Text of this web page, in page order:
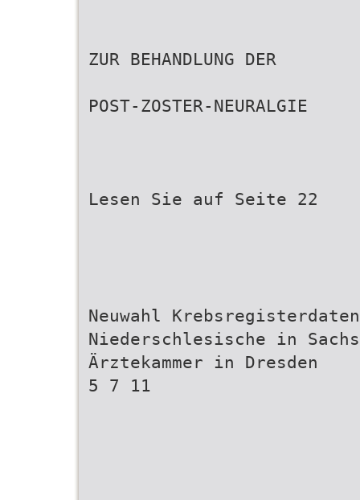
ZUR BEHANDLUNG DER
POST-ZOSTER-NEURALGIE
Lesen Sie auf Seite 22
Neuwahl
Niederschlesische in
Ärztekammer in Dresden
5 7 11